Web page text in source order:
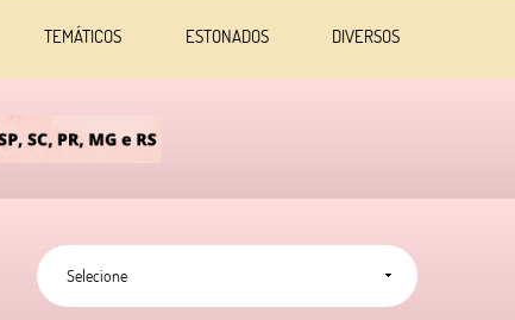
TEMÁTICOS ESTONADOS DIVERSOS
Selecione